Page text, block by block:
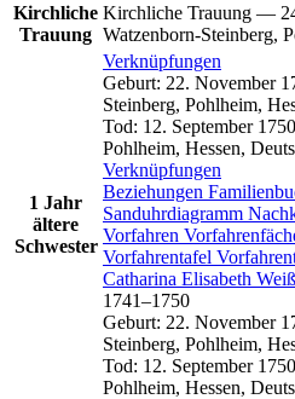
Kirchliche
Trauung
Kirchliche Trauung —
Watzenborn-Steinberg,
1 Jahr
ältere
Schwester
Verknüpfungen
Geburt: 22. November
Steinberg, Pohlheim,
Tod: 12. September 1750
Pohlheim, Hessen,
Verknüpfungen
Beziehungen
Sanduhrdiagramm
Vorfahren
Vorfahrentafel
Catharina Elisabeth Weiß
1741–1750
Geburt: 22. November
Steinberg, Pohlheim,
Tod: 12. September 1750
Pohlheim, Hessen,